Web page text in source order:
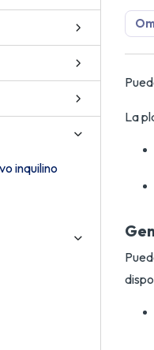
inquilino
La